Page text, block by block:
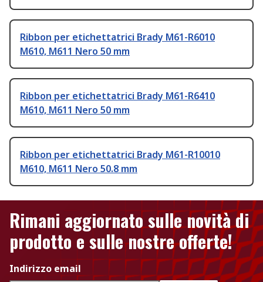
Ribbon per etichettatrici Brady M61-R6010
M610, M611 Nero 50 mm
Ribbon per etichettatrici Brady M61-R6410
M610, M611 Nero 50 mm
Ribbon per etichettatrici Brady M61-R10010
M610, M611 Nero 50.8 mm
Rimani aggiornato sulle novità di
prodotto e sulle nostre offerte!
Indirizzo email